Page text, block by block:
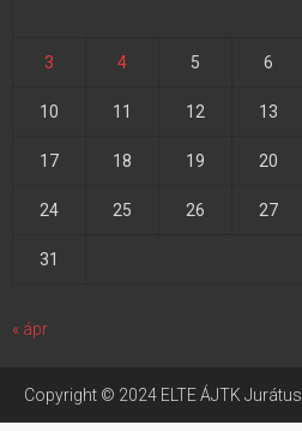
3 4 5 6
10 11 12 13
17 18 19 20
24 25 26 27
31
« ápr
Copyright © 2024 ELTE ÁJTK Jurátus